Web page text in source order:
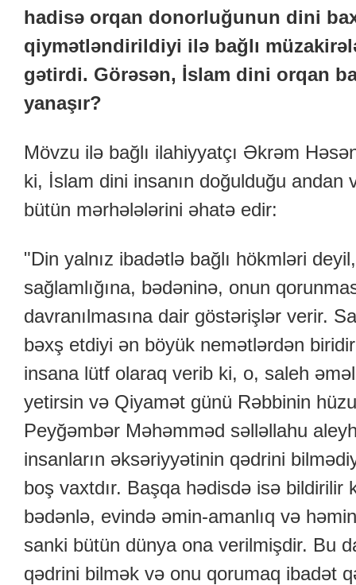
hadisə orqan donorluğunun dini
qiymətləndirildiyi ilə bağlı
gətirdi. Görəsən, İslam dini orqan
yanaşır?
Mövzu ilə bağlı ilahiyyatçı Əkrəm
ki, İslam dini insanın doğulduğu andan
bütün mərhələlərini əhatə edir:
"Din yalnız ibadətlə bağlı hökmləri
sağlamlığına, bədəninə, onun
davranılmasına dair göstərişlər verir.
bəxş etdiyi ən böyük nemətlərdən
insana lütf olaraq verib ki, o, saleh
yetirsin və Qiyamət günü Rəbbinin
Peyğəmbər Məhəmməd səlləllahu
insanların əksəriyyətinin qədrini
boş vaxtdır. Başqa hədisdə isə bildirilir
bədənlə, evində əmin-amanlıq və
sanki bütün dünya ona verilmişdir. Bu
qədrini bilmək və onu qorumaq ibadət